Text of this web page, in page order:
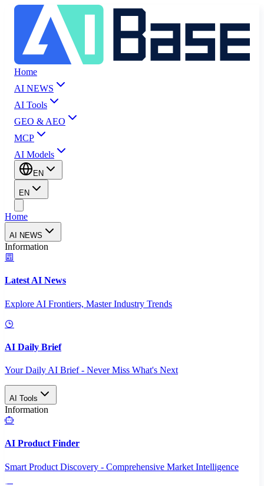
Home
AI NEWS
AI Tools
GEO & AEO
MCP
AI Models
EN
EN
Home
AI NEWS
Information
Latest AI News
Explore AI Frontiers, Master Industry Trends
AI Daily Brief
Your Daily AI Brief - Never Miss What's Next
AI Tools
Information
AI Product Finder
Smart Product Discovery - Comprehensive Market Intelligence